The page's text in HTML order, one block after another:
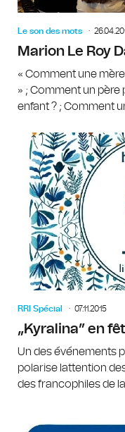
Le son des mots
Marion Le Roy
« Comment une
» ; Comment un père
enfant ? ; Comment
RRI Spécial 07.11.2015
„Kyralina” en
Un des événements
polarise lattention
des francophiles de